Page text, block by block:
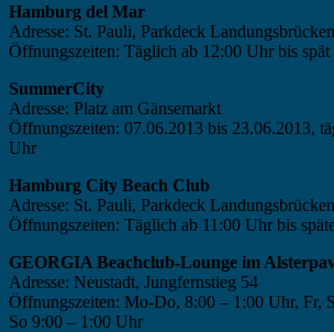
Hamburg del Mar
Adresse: St. Pauli, Parkdeck Landungsbrücken
Öffnungszeiten: Täglich ab 12:00 Uhr bis spät
SummerCity
Adresse: Platz am Gänsemarkt
Öffnungszeiten: 07.06.2013 bis 23.06.2013,
Uhr
Hamburg City Beach Club
Adresse: St. Pauli, Parkdeck Landungsbrücken
Öffnungszeiten: Täglich ab 11:00 Uhr bis
GEORGIA Beachclub-Lounge im
Adresse: Neustadt, Jungfernstieg 54
Öffnungszeiten: Mo-Do, 8:00 – 1:00 Uhr, Fr,
So 9:00 – 1:00 Uhr